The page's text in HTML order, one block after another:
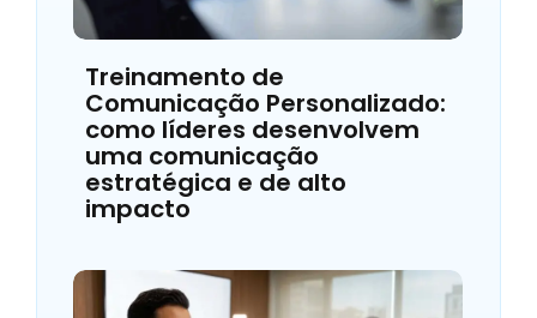
Treinamento de
Comunicação Personalizado:
como líderes desenvolvem
uma comunicação
estratégica e de alto
impacto